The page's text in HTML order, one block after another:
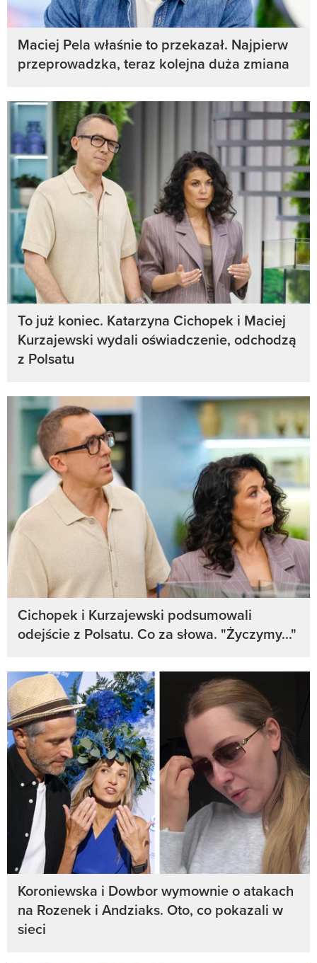
Maciej Pela właśnie to przekazał. Najpierw
przeprowadzka, teraz kolejna duża zmiana
To już koniec. Katarzyna Cichopek i Maciej
Kurzajewski wydali oświadczenie, odchodzą
z Polsatu
Cichopek i Kurzajewski podsumowali
odejście z Polsatu. Co za słowa. "Życzymy..."
Koroniewska i Dowbor wymownie o atakach
na Rozenek i Andziaks. Oto, co pokazali w
sieci